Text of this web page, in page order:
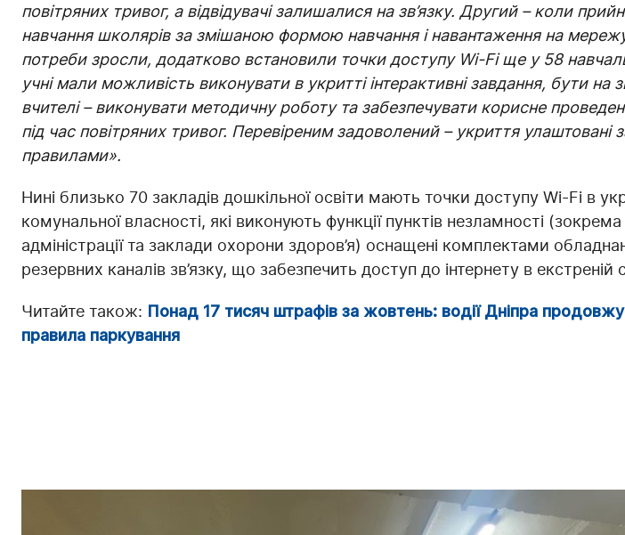
повітряних тривог, а відвідувачі залишалися на зв’язку. Другий – коли
навчання школярів за змішаною формою навчання і навантаження на
потреби зросли, додатково встановили точки доступу Wi-Fi ще у 58
учні мали можливість виконувати в укритті інтерактивні завдання, бути на
вчителі – виконувати методичну роботу та забезпечувати корисне
під час повітряних тривог. Перевіреним задоволений – укриття улаштовані
правилами».
Нині близько 70 закладів дошкільної освіти мають точки доступу Wi-Fi в
комунальної власності, які виконують функції пунктів незламності (зокрема
адміністрації та заклади охорони здоров’я) оснащені комплектами
резервних каналів зв’язку, що забезпечить доступ до інтернету в екстреній
Читайте також: Понад 17 тисяч штрафів за жовтень: водії Дніпра
правила паркування